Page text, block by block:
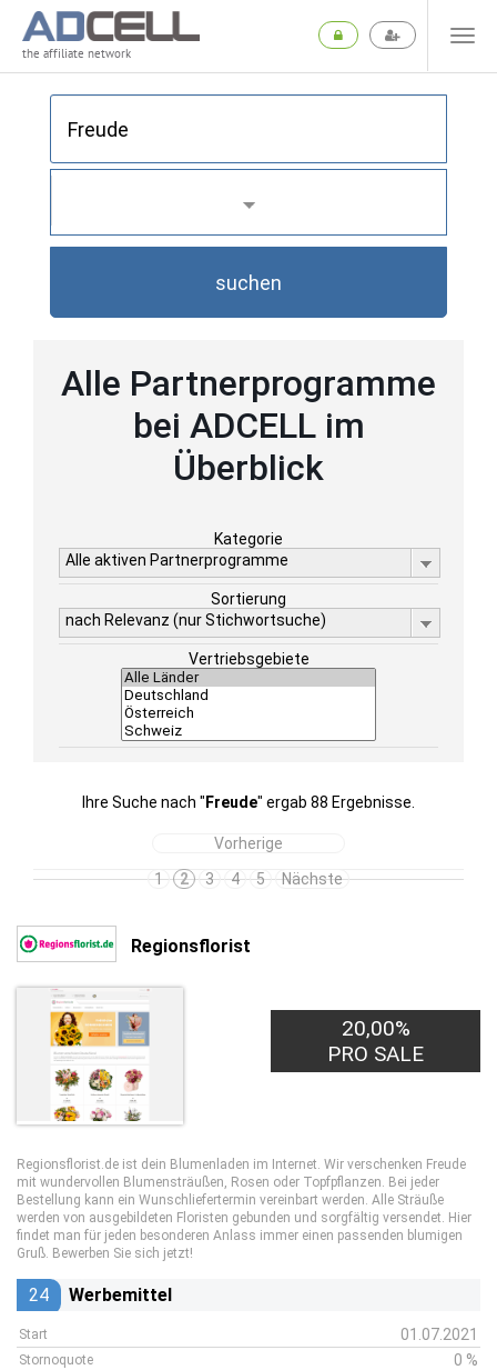
the affiliate network
suchen
Alle Partnerprogramme
bei ADCELL im
Überblick
Kategorie
Alle aktiven Partnerprogramme
Sortierung
nach Relevanz (nur Stichwortsuche)
Vertriebsgebiete
Ihre Suche nach " Freude" ergab 88 Ergebnisse.
Vorherige
1
2 3 4 5 Nächste
Regionsflorist
20,00%
PRO SALE
Regionsflorist.de ist dein Blumenladen im Internet. Wir verschenken Freude
mit wundervollen Blumensträußen, Rosen oder Topfpflanzen. Bei jeder
Bestellung kann ein Wunschliefertermin vereinbart werden. Alle Sträuße
werden von ausgebildeten Floristen gebunden und sorgfältig versendet. Hier
findet man für jeden besonderen Anlass immer einen passenden blumigen
Gruß. Bewerben Sie sich jetzt!
24 Werbemittel
Start 01.07.2021
Stornoquote 0 %